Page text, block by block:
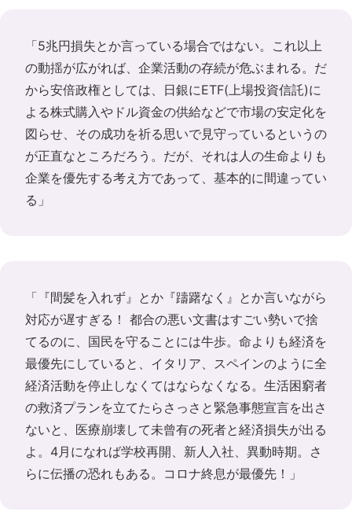
「5兆円損失とか言っている場合ではない。これ以上
の動揺が広がれば、企業活動の存続が危ぶまれる。だ
から安倍政権としては、日銀にETF(上場投資信託)に
よる株式購入やドル資金の供給などで市場の安定化を
図らせ、その成功を祈る思いで見守っているというの
が正直なところだろう。だが、それは人の生命よりも
企業を優先する考え方であって、基本的に間違ってい
る」
「『間髪を入れず』とか『躊躇なく』とか言いながら
対応が遅すぎる！ 都合の悪い文書はすごい勢いで捨
てるのに、国民を守ることには牛歩。命よりも経済を
最優先にしていると、イタリア、スペインのように全
経済活動を停止しなくてはならなくなる。生活困窮者
の救済プランを立てたらさっさと緊急事態宣言を出さ
ないと、医療崩壊して未曾有の死者と経済損失が出る
よ。4月になれば学校再開、新人入社、異動時期。さ
らに伝播の恐れもある。コロナ終息が最優先！」